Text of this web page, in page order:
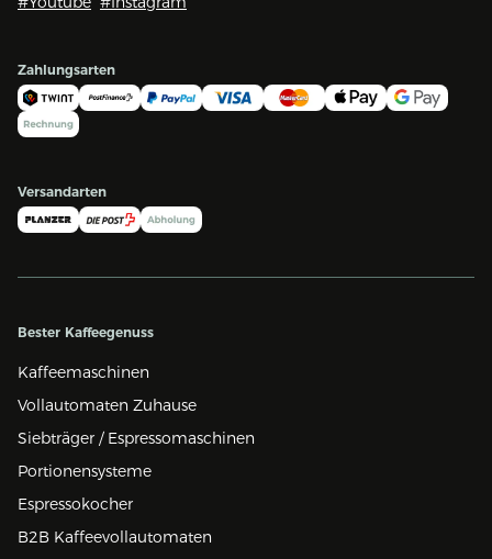
Zahlungsarten
Versandarten
Bester Kaffeegenuss
Kaffeemaschinen
Vollautomaten Zuhause
Siebträger / Espressomaschinen
Portionensysteme
Espressokocher
B2B Kaffeevollautomaten